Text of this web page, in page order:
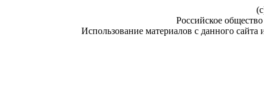
Российское
Использование материалов с данного